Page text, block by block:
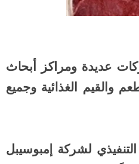
عديدة ومراكز أبحاث
والقيم الغذائية وجميع
لشركة إمبوسيبل